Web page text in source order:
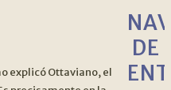
explicó Ottaviano, el
DE